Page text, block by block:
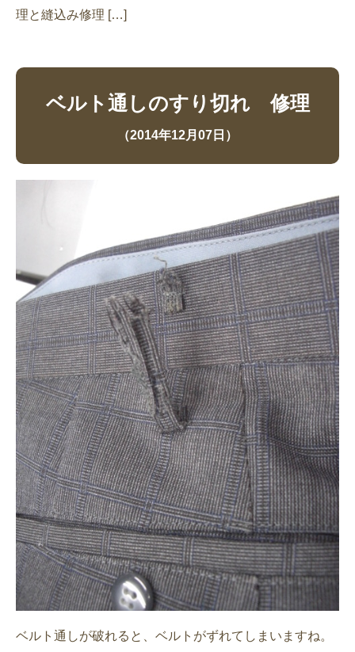
理と縫込み修理 […]
ベルト通しのすり切れ 修理
（2014年12月07日）
ベルト通しが破れると、ベルトがずれてしまいますね。